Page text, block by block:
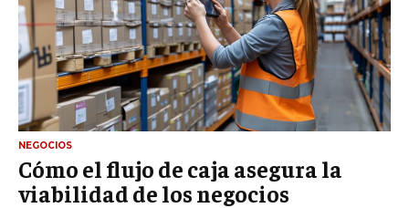
NEGOCIOS
Cómo el flujo de caja asegura la
viabilidad de los negocios